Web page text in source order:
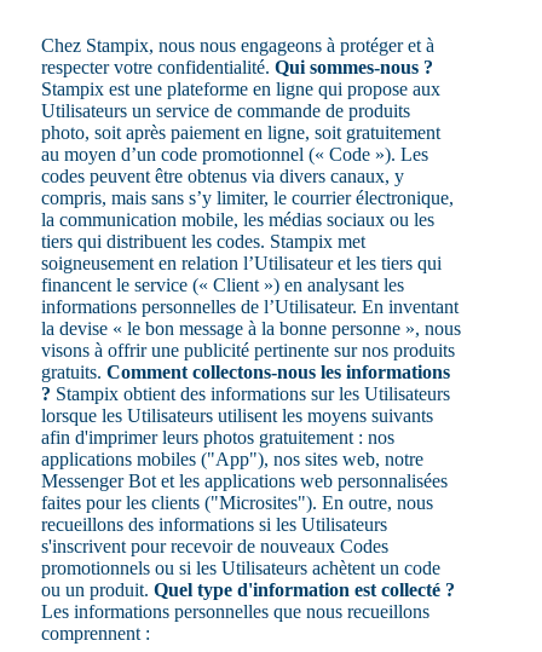
Chez Stampix, nous nous engageons à protéger et à
respecter votre confidentialité. Qui sommes-nous ?
Stampix est une plateforme en ligne qui propose aux
Utilisateurs un service de commande de produits
photo, soit après paiement en ligne, soit gratuitement
au moyen d’un code promotionnel (« Code »). Les
codes peuvent être obtenus via divers canaux, y
compris, mais sans s’y limiter, le courrier électronique,
la communication mobile, les médias sociaux ou les
tiers qui distribuent les codes. Stampix met
soigneusement en relation l’Utilisateur et les tiers qui
financent le service (« Client ») en analysant les
informations personnelles de l’Utilisateur. En inventant
la devise « le bon message à la bonne personne », nous
visons à offrir une publicité pertinente sur nos produits
gratuits. Comment collectons-nous les informations
? Stampix obtient des informations sur les Utilisateurs
lorsque les Utilisateurs utilisent les moyens suivants
afin d'imprimer leurs photos gratuitement : nos
applications mobiles ("App"), nos sites web, notre
Messenger Bot et les applications web personnalisées
faites pour les clients ("Microsites"). En outre, nous
recueillons des informations si les Utilisateurs
s'inscrivent pour recevoir de nouveaux Codes
promotionnels ou si les Utilisateurs achètent un code
ou un produit. Quel type d'information est collecté ?
Les informations personnelles que nous recueillons
comprennent :